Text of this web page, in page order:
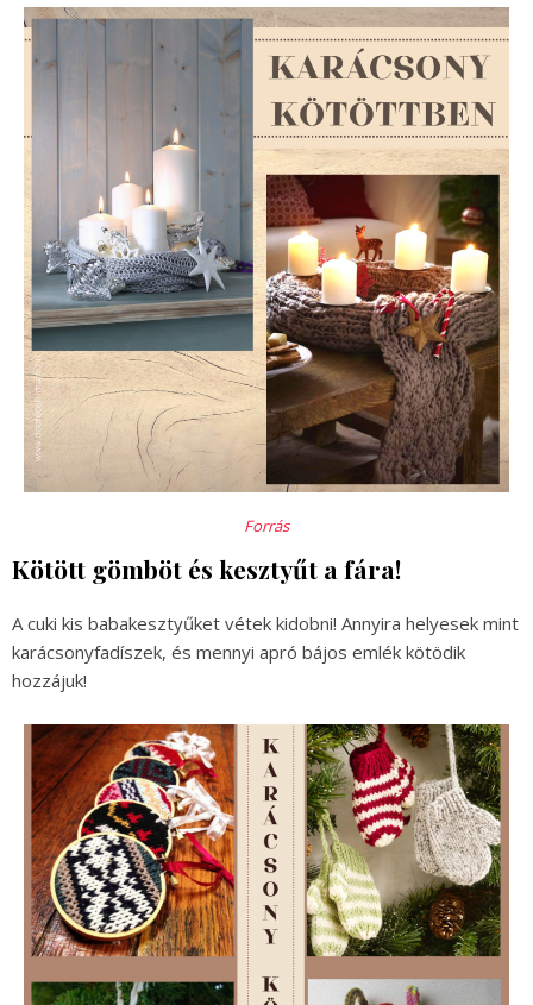
Forrás
Kötött gömböt és kesztyűt a fára!
A cuki kis babakesztyűket vétek kidobni! Annyira helyesek mint
karácsonyfadíszek, és mennyi apró bájos emlék kötödik
hozzájuk!